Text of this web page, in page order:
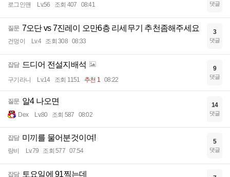
로그인맨 Lv.56 조회 407 08:41 댓글
질문 7오단 vs 7진레이 오만6층 리세무기 추천좀해주세요
건멍이 Lv.4 조회 308 08:33
3
댓글
잡담 드디어 전설지배석
구기라니 Lv.14 조회 1151 추천 1 08:22
9
댓글
질문 알4 나오면
Dex Lv.80 조회 587 08:02
14
댓글
잡담 미끼를 물어분것이여!
랑비 Lv.79 조회 577 07:54
5
댓글
잡담 토요일에 91찍는데